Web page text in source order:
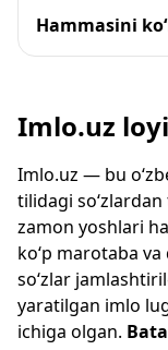
Hammasini
Imlo.uz
Imlo.uz — bu
tilidagi
zamon yoshlari
ko‘p marotaba
so‘zlar
yaratilgan imlo
ichiga olgan.